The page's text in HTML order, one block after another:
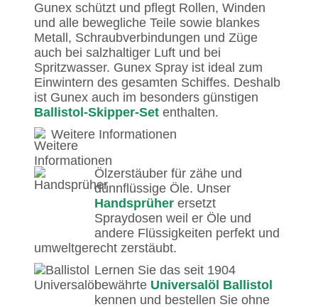
Gunex schützt und pflegt Rollen, Winden
und alle bewegliche Teile sowie blankes
Metall, Schraubverbindungen und Züge
auch bei salzhaltiger Luft und bei
Spritzwasser. Gunex Spray ist ideal zum
Einwintern des gesamten Schiffes. Deshalb
ist Gunex auch im besonders günstigen
Ballistol-Skipper-Set enthalten.
Weitere Informationen
Ölzerstäuber für zähe und
dünnflüssige Öle. Unser
Handsprüher ersetzt
Spraydosen weil er Öle und
andere Flüssigkeiten perfekt und
umweltgerecht zerstäubt.
Lernen Sie das seit 1904
bewährte Universalöl Ballistol
kennen und bestellen Sie ohne